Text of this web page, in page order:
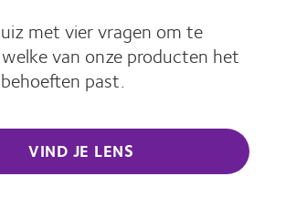
met vier vragen om te
van onze producten het
past.
VIND JE LENS